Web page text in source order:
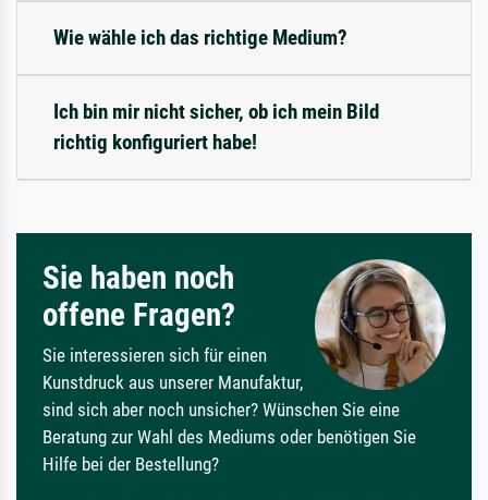
Wie wähle ich das richtige Medium?
Ich bin mir nicht sicher, ob ich mein Bild
richtig konfiguriert habe!
Sie haben noch
offene Fragen?
Sie interessieren sich für einen
Kunstdruck aus unserer Manufaktur,
sind sich aber noch unsicher? Wünschen Sie eine
Beratung zur Wahl des Mediums oder benötigen Sie
Hilfe bei der Bestellung?